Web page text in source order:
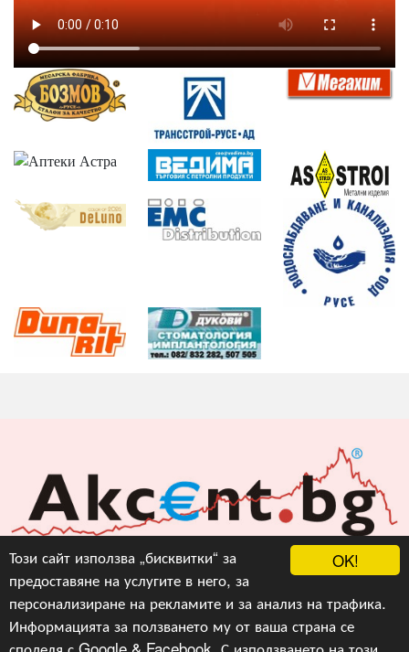
OK!
Този сайт използва „бисквитки“ за
предоставяне на услугите в него, за
персонализиране на рекламите и за анализ на трафика.
Информацията за ползването му от ваша страна се
Акцент БГ ЕООД
info@akcent.bg
Facebook